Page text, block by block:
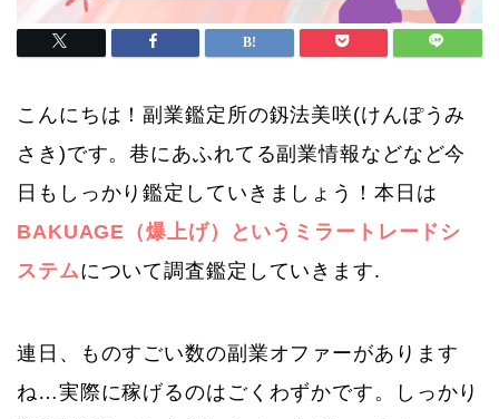
こんにちは！副業鑑定所の釼法美咲(けんぽうみ
さき)です。巷にあふれてる副業情報などなど今
日もしっかり鑑定していきましょう！本日は
BAKUAGE（爆上げ）というミラートレードシ
ステムについて調査鑑定していきます.
連日、ものすごい数の副業オファーがあります
ね…実際に稼げるのはごくわずかです。しっかり